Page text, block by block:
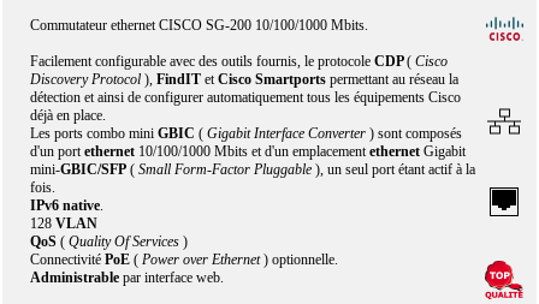
Commutateur ethernet CISCO SG-200 10/100/1000 Mbits.
Facilement configurable avec des outils fournis, le protocoleCDP(Cisco
Discovery Protocol ),FindITetCisco Smartports permettant au réseau la
détection et ainsi de configurer automatiquement tous les équipements Cisco
déjà en place.
Les ports combo miniGBIC(Gigabit Interface Converter ) sont composés
d'un portethernet 10/100/1000 Mbits et d'un emplacementethernetGigabit
mini-GBIC/SFP (Small Form-Factor Pluggable ), un seul port étant actif à la
fois.
IPv6 native.
128VLAN
QoS(Quality Of Services )
ConnectivitéPoE(Power over Ethernet) optionnelle.
Administrablepar interface web.